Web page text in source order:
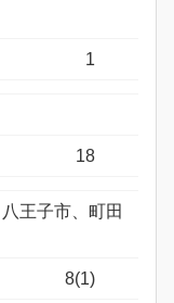
1
18
王子市、町田
8(1)